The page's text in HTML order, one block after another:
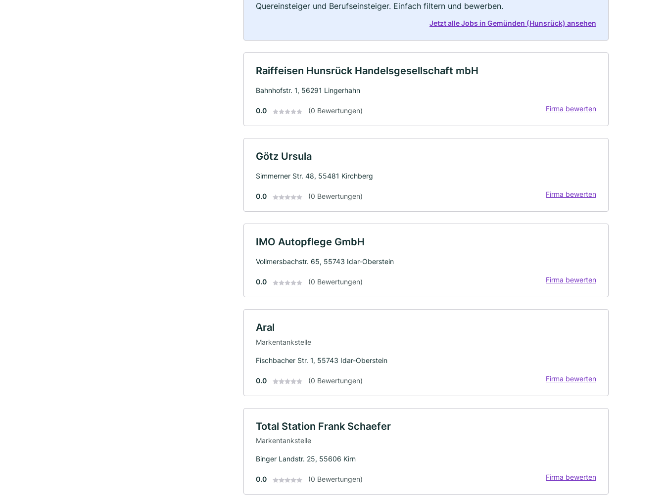
Quereinsteiger und Berufseinsteiger. Einfach filtern und bewerben.
Jetzt alle Jobs in Gemünden (Hunsrück) ansehen
Raiffeisen Hunsrück Handelsgesellschaft mbH
Bahnhofstr. 1, 56291 Lingerhahn
0.0 (0 Bewertungen) Firma bewerten
Götz Ursula
Simmerner Str. 48, 55481 Kirchberg
0.0 (0 Bewertungen) Firma bewerten
IMO Autopflege GmbH
Vollmersbachstr. 65, 55743 Idar-Oberstein
0.0 (0 Bewertungen) Firma bewerten
Aral
Markentankstelle
Fischbacher Str. 1, 55743 Idar-Oberstein
0.0 (0 Bewertungen) Firma bewerten
Total Station Frank Schaefer
Markentankstelle
Binger Landstr. 25, 55606 Kirn
0.0 (0 Bewertungen) Firma bewerten